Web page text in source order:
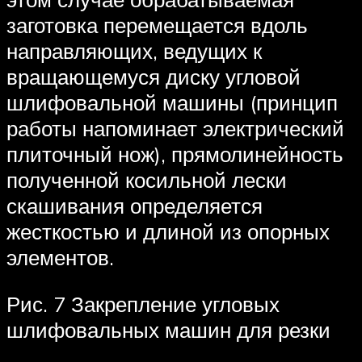
заготовка перемещается вдоль
направляющих, ведущих к
вращающемуся диску угловой
шлифовальной машины (принцип
работы напоминает электрический
плиточный нож), прямолинейность
полученной косильной лески
скашивания определяется
жесткостью и длиной из опорных
элементов.
Рис. 7 Закрепление угловых
шлифовальных машин для резки